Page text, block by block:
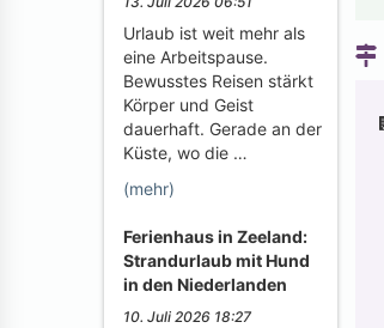
Urlaub ist weit mehr als
eine Arbeitspause.
Bewusstes Reisen stärkt
Körper und Geist
dauerhaft. Gerade an der
Küste, wo die …
(mehr)
Ferienhaus in Zeeland:
Strandurlaub mit Hund
in den Niederlanden
10. Juli 2026 18:27